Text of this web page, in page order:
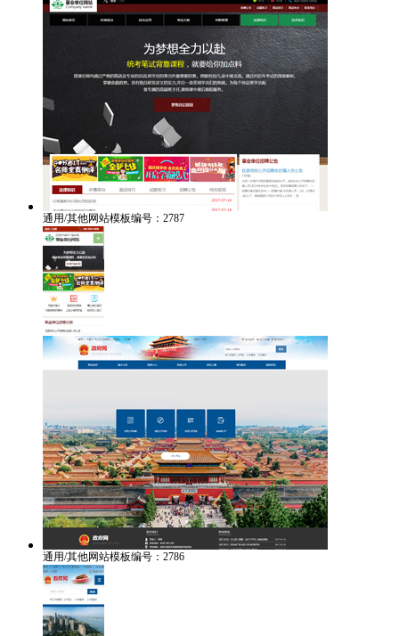
通用/其他网站模板编号：2787
通用/其他网站模板编号：2786